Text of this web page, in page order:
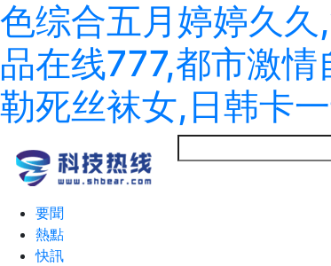
色综合五月婷婷久
品在线777,都市激
勒死丝袜女,日韩卡
要聞
熱點
快訊